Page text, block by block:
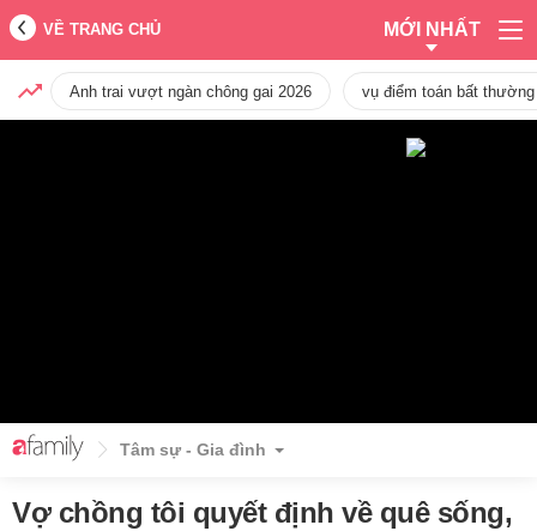
VỀ TRANG CHỦ MỚI NHẤT
Anh trai vượt ngàn chông gai 2026 vụ điểm toán bất
Tâm sự - Gia đình
Vợ chồng tôi quyết định về quê sống,